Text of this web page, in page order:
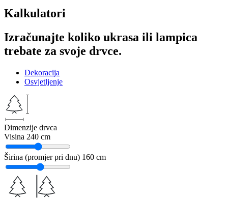
Kalkulatori
Izračunajte koliko ukrasa ili lampica
trebate za svoje drvce.
Dekoracija
Osvjetljenje
Dimenzije drvca
Visina 240 cm
Širina (promjer pri dnu) 160 cm